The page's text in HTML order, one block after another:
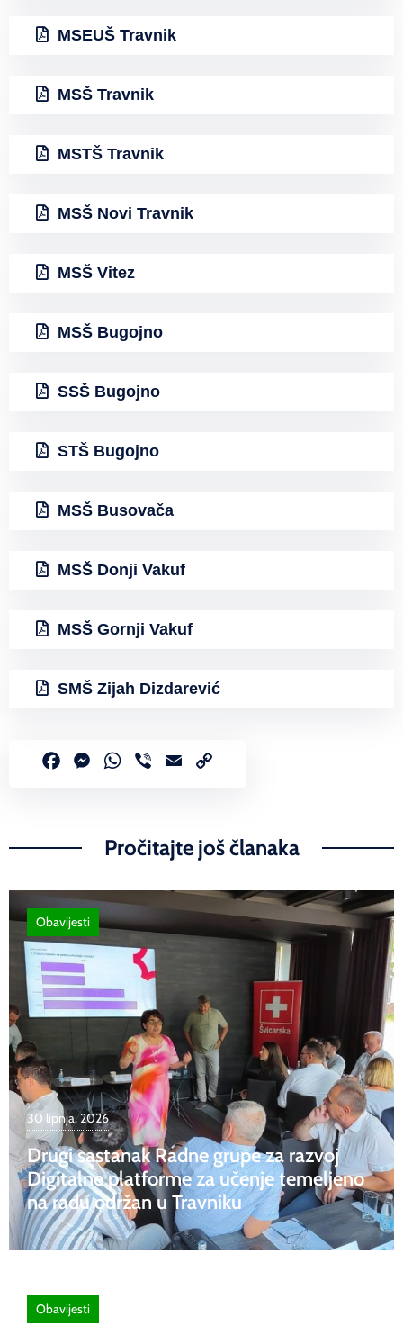
MSEUŠ Travnik
MSŠ Travnik
MSTŠ Travnik
MSŠ Novi Travnik
MSŠ Vitez
MSŠ Bugojno
SSŠ Bugojno
STŠ Bugojno
MSŠ Busovača
MSŠ Donji Vakuf
MSŠ Gornji Vakuf
SMŠ Zijah Dizdarević
FacebookMessenger
WhatsApp
Viber Email
Pročitajte još članaka
30 lipnja, 2026
Drugi sastanak Radne grupe za razvoj
Digitalne platforme za učenje temeljeno
na radu održan u Travniku
Obavijesti
Obavijesti